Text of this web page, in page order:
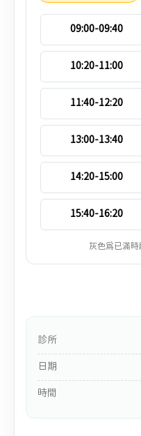
09:00-09:40
10:20-11:00
11:40-12:20
13:00-13:40
14:20-15:00
15:40-16:20
灰色為已滿
診所
日期
時間